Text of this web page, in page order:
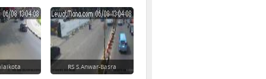
RS S.Anwar-Basra